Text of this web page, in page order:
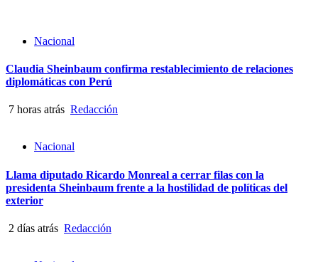
Nacional
Claudia Sheinbaum confirma restablecimiento de relaciones
diplomáticas con Perú
7 horas atrás Redacción
Nacional
Llama diputado Ricardo Monreal a cerrar filas con la
presidenta Sheinbaum frente a la hostilidad de políticas del
exterior
2 días atrás Redacción